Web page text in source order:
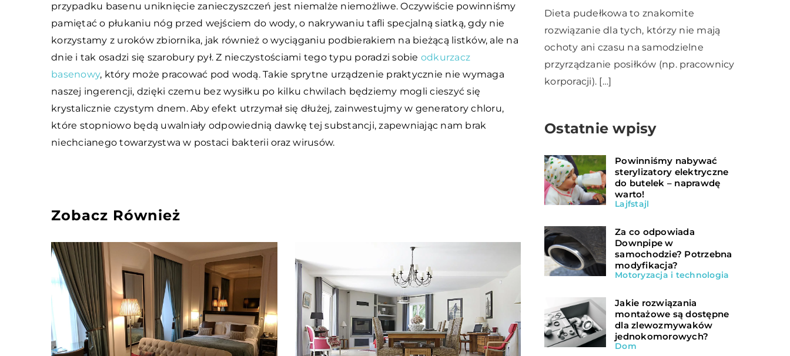
przypadku basenu uniknięcie zanieczyszczeń jest niemalże niemożliwe. Oczywiście powinniśmy
pamiętać o płukaniu nóg przed wejściem do wody, o nakrywaniu tafli specjalną siatką, gdy nie
korzystamy z uroków zbiornika, jak również o wyciąganiu podbierakiem na bieżącą listków, ale na
dnie i tak osadzi się szarobury pył. Z nieczystościami tego typu poradzi sobie odkurzacz
basenowy, który może pracować pod wodą. Takie sprytne urządzenie praktycznie nie wymaga
naszej ingerencji, dzięki czemu bez wysiłku po kilku chwilach będziemy mogli cieszyć się
krystalicznie czystym dnem. Aby efekt utrzymał się dłużej, zainwestujmy w generatory chloru,
które stopniowo będą uwalniały odpowiednią dawkę tej substancji, zapewniając nam brak
niechcianego towarzystwa w postaci bakterii oraz wirusów.
Zobacz Również
Dieta pudełkowa to znakomite
rozwiązanie dla tych, którzy nie mają
ochoty ani czasu na samodzielne
przyrządzanie posiłków (np. pracownicy
korporacji). […]
Ostatnie wpisy
Powinniśmy nabywać
sterylizatory elektryczne
do butelek – naprawdę
warto!
Lajfstajl
Za co odpowiada
Downpipe w
samochodzie? Potrzebna
modyfikacja?
Motoryzacja i technologia
Jakie rozwiązania
montażowe są dostępne
dla zlewozmywaków
jednokomorowych?
Dom